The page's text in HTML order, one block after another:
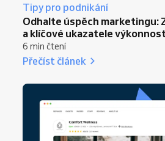
Tipy pro podnikání
Odhalte úspěch marketingu:
a klíčové ukazatele
6 min čtení
Přečíst článek